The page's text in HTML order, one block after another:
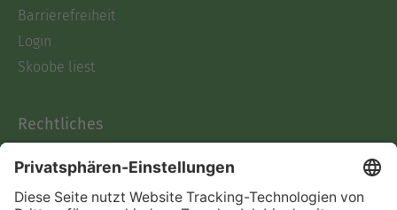
Barrierefreiheit
Login
Skoobe liest
Rechtliches
AGB
Informationen nach Data